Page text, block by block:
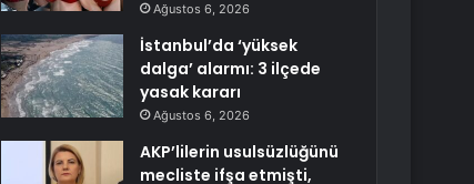
Ağustos 6, 2026
İstanbul’da ‘yüksek
dalga’ alarmı: 3 ilçede
yasak kararı
Ağustos 6, 2026
AKP’lilerin usulsüzlüğünü
mecliste ifşa etmişti,